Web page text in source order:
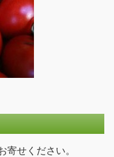
寄せください。